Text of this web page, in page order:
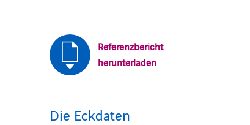
Referenzbericht
herunterladen
Die Eckdaten